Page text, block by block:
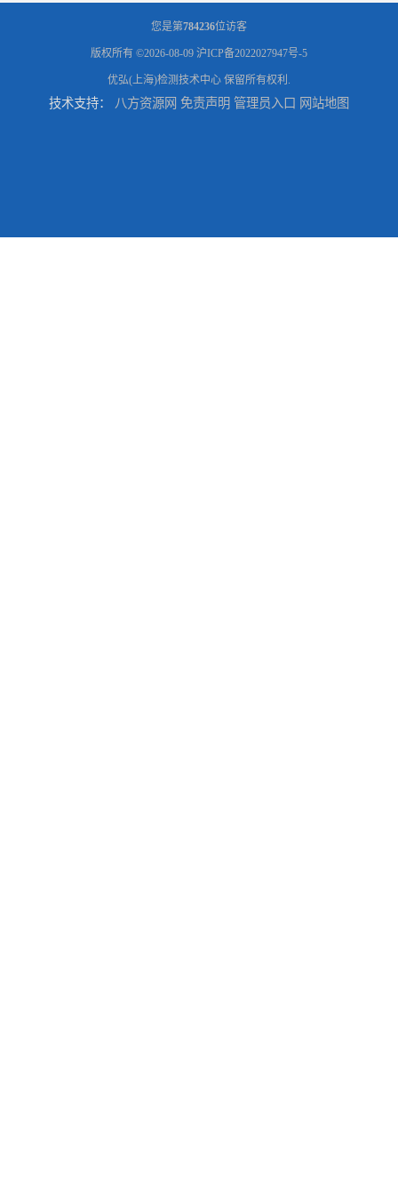
您是第784236位访客
版权所有 ©2026-08-09 沪ICP备2022027947号-5
优弘(上海)检测技术中心 保留所有权利.
技术支持： 八方资源网 免责声明 管理员入口 网站地图